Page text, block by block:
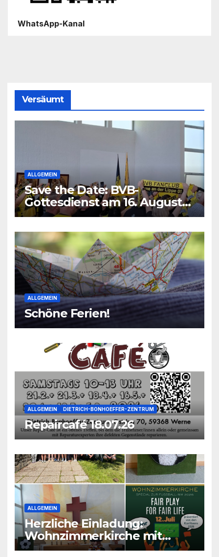
WhatsApp-Kanal
Versäumt
ALLGEMEIN
Save the Date: BVB-
Gottesdienst am 16. August
2026
ALLGEMEIN
Schöne Ferien!
ALLGEMEIN DIETRICH-BONHOEFFER-ZENTRUM
Repaircafé 18.07.26
ALLGEMEIN
Herzliche Einladung:
Wohnzimmerkirche mit
unseren Konfis